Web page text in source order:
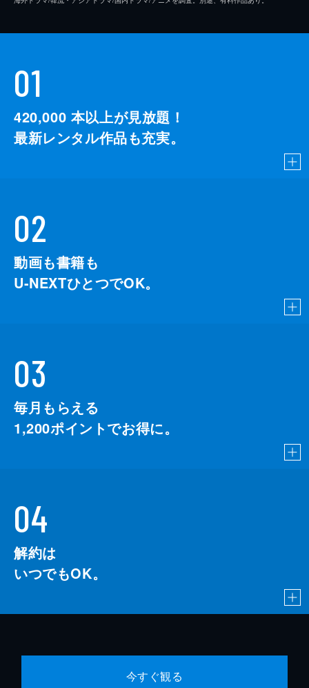
01
420,000 本以上が見放題！
最新レンタル作品も充実。
02
動画も書籍も
U-NEXTひとつでOK。
03
毎月もらえる
1,200ポイントでお得に。
04
解約は
いつでもOK。
今すぐ観る